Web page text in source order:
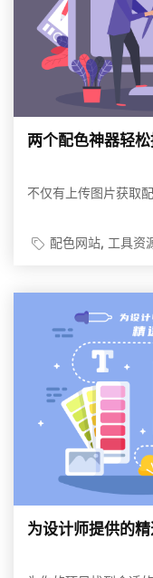
两个配色神器轻
不仅有上传图片获取
配色网站 工具资
为设计师提供的